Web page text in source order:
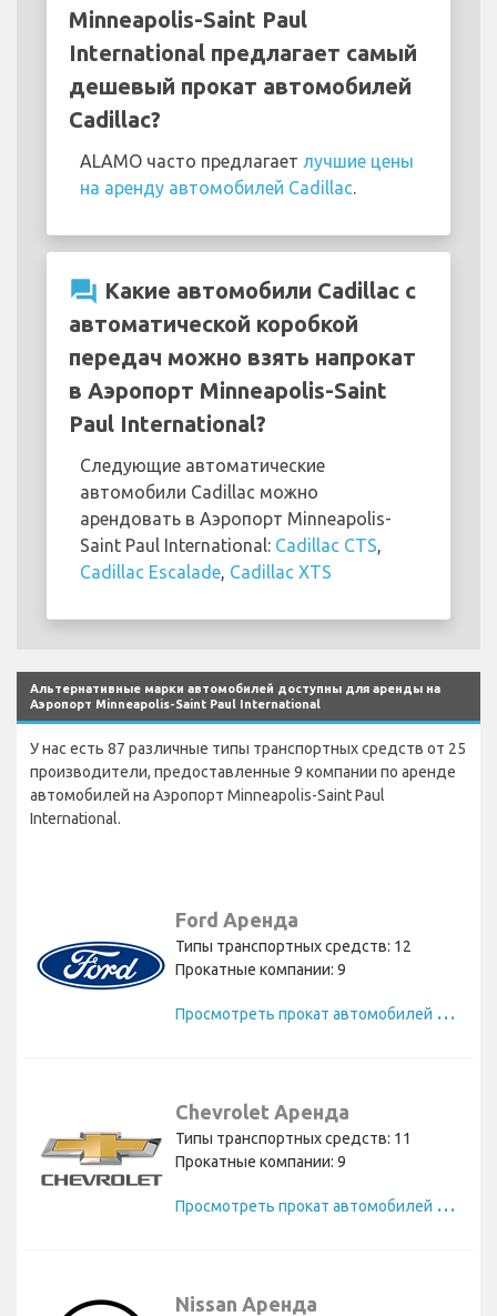
Minneapolis-Saint Paul
International предлагает самый
дешевый прокат автомобилей
Cadillac?
ALAMO часто предлагает лучшие цены
на аренду автомобилей Cadillac
question_answer Какие автомобили Cadillac с
автоматической коробкой
передач можно взять напрокат
в Аэропорт Minneapolis-Saint
Paul International?
Следующие автоматические
автомобили Cadillac можно
арендовать в Аэропорт Minneapolis-
Saint Paul International: Cadillac CTS
Cadillac Escalade Cadillac XTS
Альтернативные марки автомобилей доступны для аренды на
Аэропорт Minneapolis-Saint Paul International
У нас есть 87 различные типы транспортных средств от 25
производители, предоставленные 9 компании по аренде
автомобилей на Аэропорт Minneapolis-Saint Paul
International.
Ford Аренда
Типы транспортных средств: 12
Прокатные компании: 9
П
росмотреть прокат автомобилей Ford
Chevrolet Аренда
Типы транспортных средств: 11
Прокатные компании: 9
П
росмотреть прокат автомобилей Chevrolet
Nissan Аренда